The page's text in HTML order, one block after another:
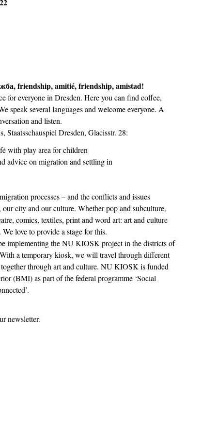
friendship, amitié, friendship, amistad!
for everyone in Dresden. Here you can find coffee,
speak several languages and welcome everyone. A
and listen.
Staatsschauspiel Dresden, Glacisstr. 28:
with play area for children
advice on migration and settling in
processes – and the conflicts and issues
city and our culture. Whether pop and subculture,
comics, textiles, print and word art: art and culture
love to provide a stage for this.
implementing the NU KIOSK project in the districts of
a temporary kiosk, we will travel through different
through art and culture. NU KIOSK is funded
(BMI) as part of the federal programme ‘Social
newsletter.